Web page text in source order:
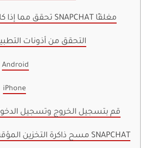
2. تحقق مما إذا كان SNAPCHAT مغلقًا
3. التحقق من أذونات
Android
iPhone
4. قم بتسجيل الخروج وتسجيل
5. مسح ذاكرة التخزين المؤقت SNAPCHAT